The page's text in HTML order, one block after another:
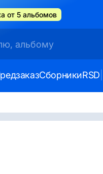
от 5 альбомов
СборникиRSD